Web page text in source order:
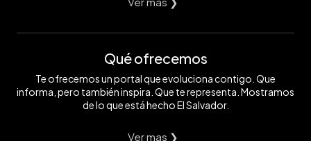
Qué ofrecemos
Te ofrecemos un portal que evoluciona contigo. Que
informa, pero también inspira. Que te representa. Mostramos
de lo que está hecho El Salvador.
Ver mas ❯